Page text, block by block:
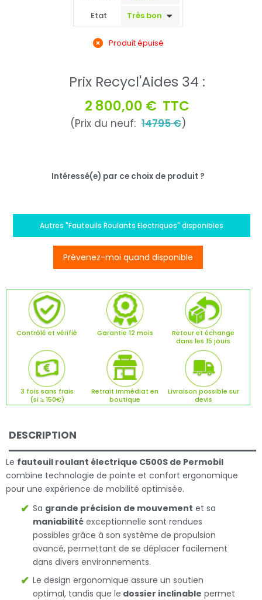
Etat
Produit épuisé
Prix Recycl'Aides 34 :
2 800,00 € TTC
(Prix du neuf: 14795 €)
Intéressé(e) par ce choix de produit ?
Autres "Fauteuils Roulants Electriques" disponibles
Prévenez-moi quand disponible
Contrôlé et vérifié Garantie 12 mois
Retour et échange
dans les 15 jours
3 fois sans frais
(si ≥ 150€)
Retrait Immédiat en
boutique
Livraison possible sur
devis
DESCRIPTION
Le fauteuil roulant électrique C500S de Permobil
combine technologie de pointe et confort ergonomique
pour une expérience de mobilité optimisée.
Sa grande précision de mouvement et sa
maniabilité exceptionnelle sont rendues
possibles grâce à son système de propulsion
avancé, permettant de se déplacer facilement
dans divers environnements.
Le design ergonomique assure un soutien
optimal, tandis que le dossier inclinable permet